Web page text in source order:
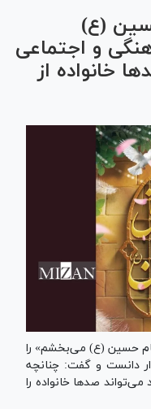
(ع)
و اجتماعی
خانواده از
حسین (ع) می‌بخشم» را
دانست و گفت: چنانچه
صد‌ها خانواده را